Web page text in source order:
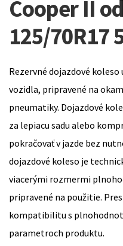
Cooper II
125/70R17
Rezervné dojazdové
vozidla, pripravené na
pneumatiky. Dojazdové
za lepiacu sadu alebo
pokračovať v jazde bez
dojazdové koleso je
viacerými rozmermi
pripravené na použitie.
kompatibilitu s
parametroch produktu.